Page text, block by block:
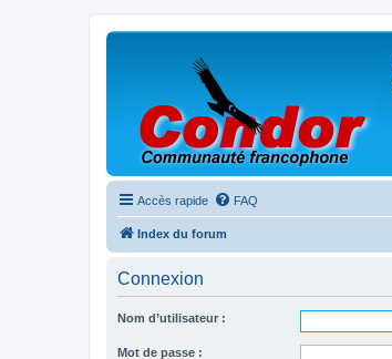
Accès rapide FAQ
Index du forum
Connexion
Nom d’utilisateur :
Mot de passe :